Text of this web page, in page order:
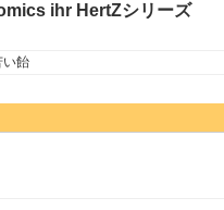
ihr HertZシリーズ
い飴